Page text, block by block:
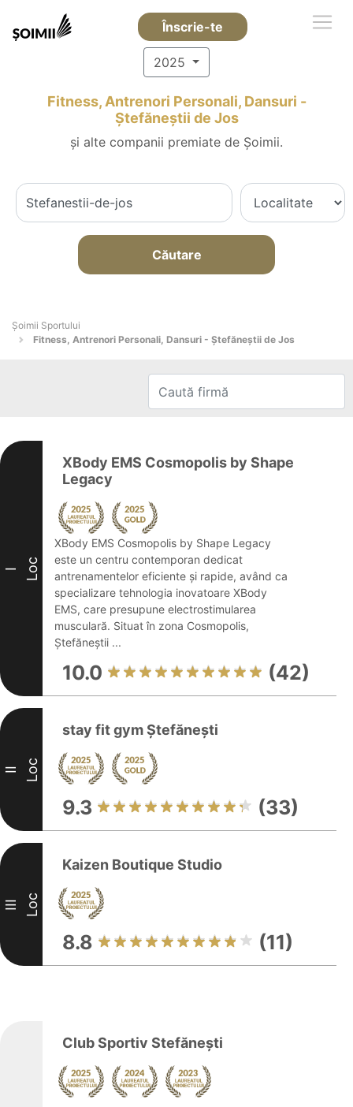
Înscrie-te
2025
Fitness, Antrenori Personali, Dansuri -
Ştefăneştii de Jos
și alte companii premiate de Șoimii.
Căutare
Șoimii Sportului
Fitness, Antrenori Personali, Dansuri - Ştefăneştii de Jos
I Loc
XBody EMS Cosmopolis by Shape
Legacy
XBody EMS Cosmopolis by Shape Legacy
este un centru contemporan dedicat
antrenamentelor eficiente și rapide, având ca
specializare tehnologia inovatoare XBody
EMS, care presupune electrostimularea
musculară. Situat în zona Cosmopolis,
Ștefăneștii ...
10.0 (42)
II Loc
stay fit gym Ștefănești
9.3 (33)
III Loc
Kaizen Boutique Studio
8.8 (11)
Club Sportiv Stefănești